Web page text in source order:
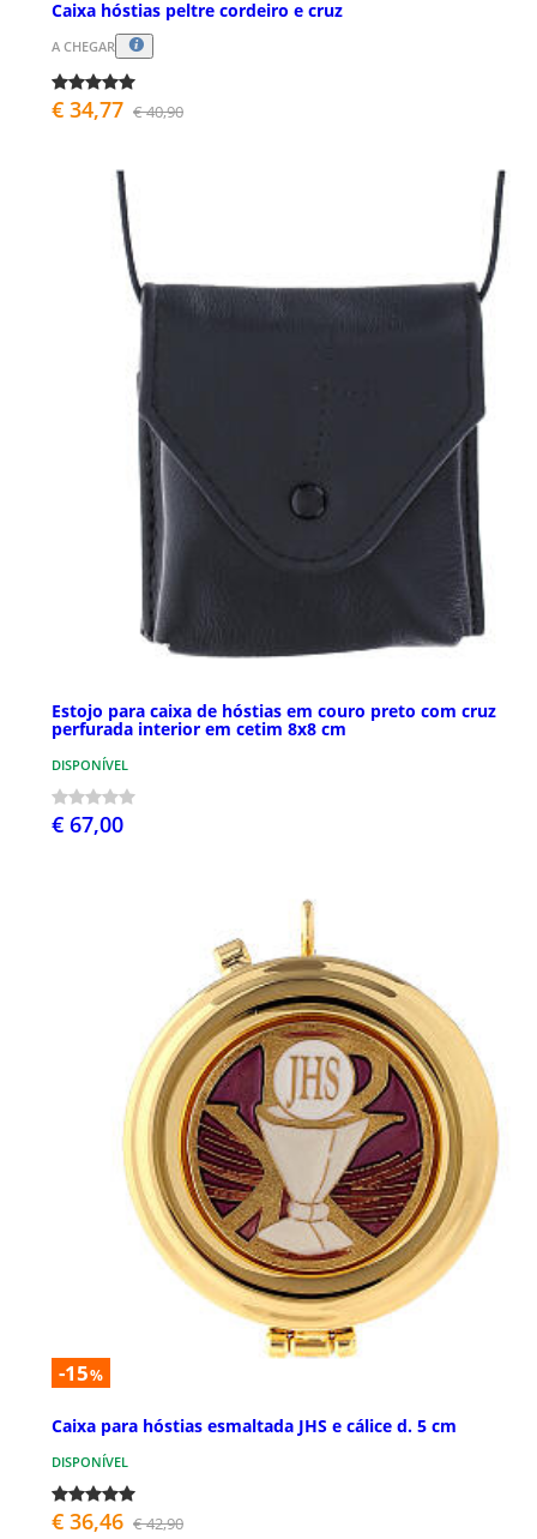
Caixa hóstias peltre cordeiro e cruz
A CHEGAR
€ 34,77 € 40,90
Estojo para caixa de hóstias em couro preto com cruz
perfurada interior em cetim 8x8 cm
DISPONÍVEL
€ 67,00
-15%
Caixa para hóstias esmaltada JHS e cálice d. 5 cm
DISPONÍVEL
€ 36,46 € 42,90